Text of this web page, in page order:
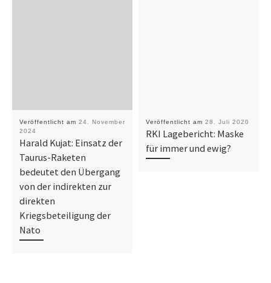
Veröffentlicht am 24. November
2024
Harald Kujat: Einsatz der
Taurus-Raketen
bedeutet den Übergang
von der indirekten zur
direkten
Kriegsbeteiligung der
Nato
Veröffentlicht am 28. Juli 2020
RKI Lagebericht: Maske
für immer und ewig?